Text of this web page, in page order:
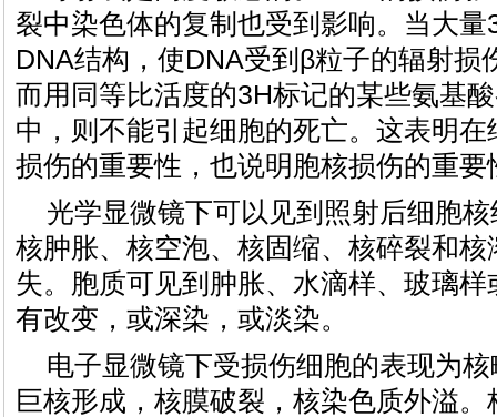
裂中染色体的复制也受到影响。当大
DNA结构，使DNA受到β粒子的辐射损
而用同等比活度的3H标记的某些氨基
中，则不能引起细胞的死亡。这表明
损伤的重要性，也说明胞核损伤的重要
光学显微镜下可以见到照射后细胞
核肿胀、核空泡、核固缩、核碎裂和
失。胞质可见到肿胀、水滴样、玻璃
有改变，或深染，或淡染。
电子显微镜下受损伤细胞的表现为
巨核形成，核膜破裂，核染色质外溢